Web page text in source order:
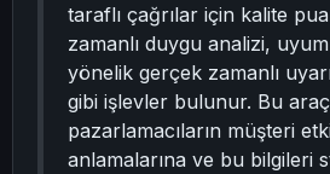
taraflı çağrılar için kalite
zamanlı duygu analizi,
yönelik gerçek zamanlı
gibi işlevler bulunur. Bu
pazarlamacıların müşteri
anlamalarına ve bu bilgileri